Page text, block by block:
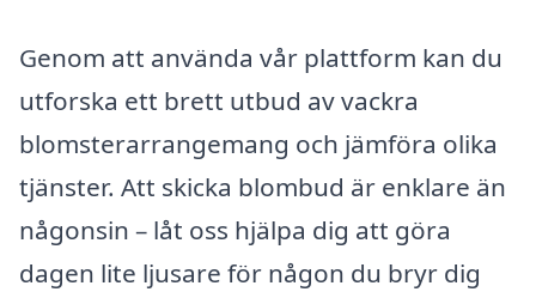
Genom att använda vår plattform kan du
utforska ett brett utbud av vackra
blomsterarrangemang och jämföra olika
tjänster. Att skicka blombud är enklare än
någonsin – låt oss hjälpa dig att göra
dagen lite ljusare för någon du bryr dig